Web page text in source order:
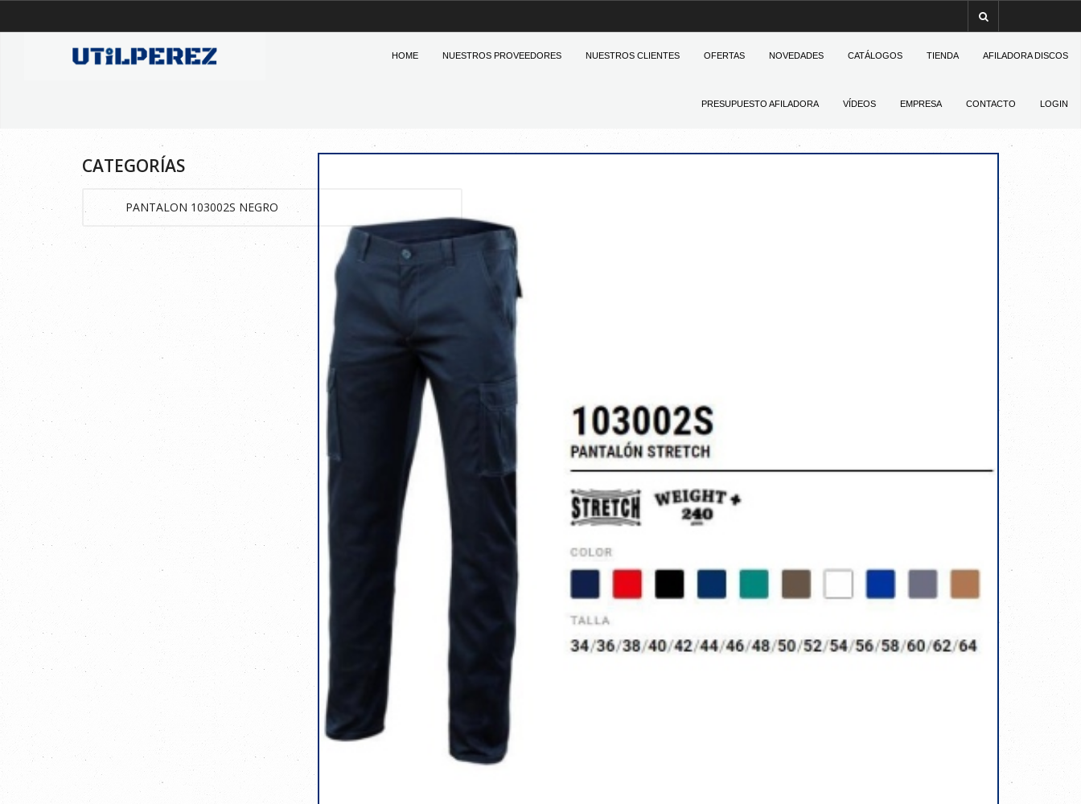
HOME NUESTROS PROVEEDORES NUESTROS CLIENTES OFERTAS NOVEDADES CATÁLOGOS TIENDA AFILADORA DISCOS
PRESUPUESTO AFILADORA VÍDEOS EMPRESA CONTACTO LOGIN
CATEGORÍAS